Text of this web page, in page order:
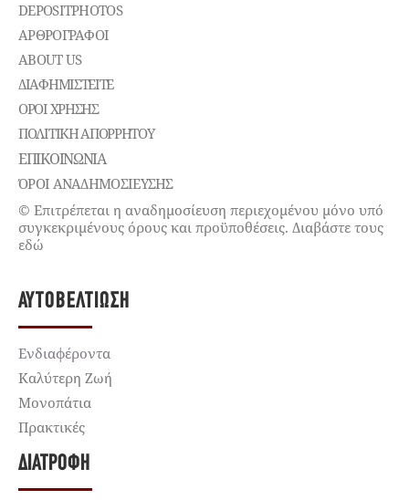
DEPOSITPHOTOS
ΑΡΘΡΟΓΡΑΦΟΙ
ABOUT US
ΔΙΑΦΗΜΙΣΤΕΊΤΕ
ΌΡΟΙ ΧΡΉΣΗΣ
ΠΟΛΙΤΙΚΉ ΑΠΟΡΡΉΤΟΥ
ΕΠΙΚΟΙΝΩΝΊΑ
ΌΡΟΙ ΑΝΑΔΗΜΟΣΙΕΥΣΗΣ
© Επιτρέπεται η αναδημοσίευση περιεχομένου μόνο υπό
συγκεκριμένους όρους και προϋποθέσεις. Διαβάστε τους
εδώ
ΑΥΤΟΒΕΛΤΊΩΣΗ
Ενδιαφέροντα
Καλύτερη Ζωή
Μονοπάτια
Πρακτικές
ΔΙΑΤΡΟΦΉ